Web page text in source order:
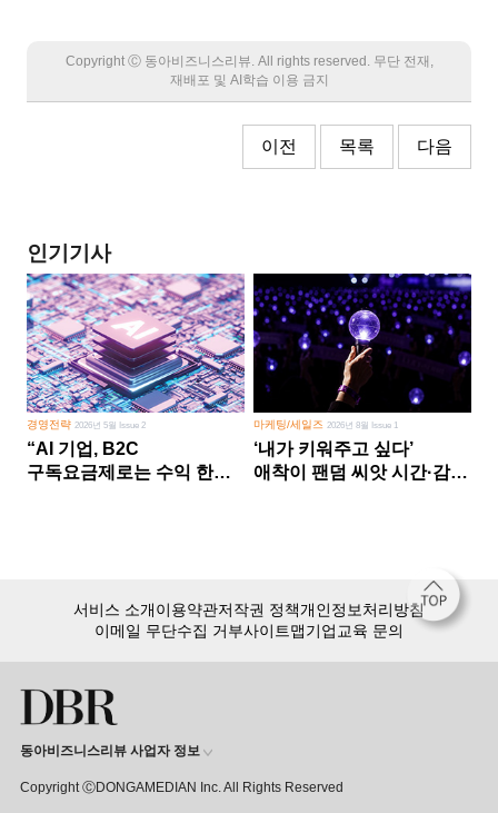
Copyright Ⓒ 동아비즈니스리뷰. All rights reserved. 무단 전재,
재배포 및 AI학습 이용 금지
이전 목록 다음
인기기사
경영전략 2026년 5월 Issue 2
“AI 기업, B2C
구독요금제로는 수익 한계
마케팅/세일즈 2026년 8월 Issue 1
‘내가 키워주고 싶다’
애착이 팬덤 씨앗 시간·감정
서비스 소개이용약관저작권 정책개인정보처리방침
이메일 무단수집 거부사이트맵기업교육 문의
동아비즈니스리뷰 사업자 정보
Copyright ⒸDONGAMEDIAN Inc. All Rights Reserved